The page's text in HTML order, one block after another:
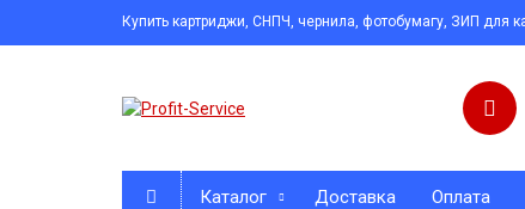
Купить картриджи, СНПЧ, чернила, фотобумагу, ЗИП для
Каталог Доставка Оплата